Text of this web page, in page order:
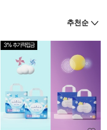
상
정
3% 추가적립금